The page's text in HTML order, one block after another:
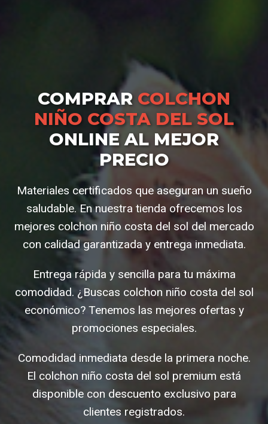
COMPRAR COLCHON
NIÑO COSTA DEL SOL
ONLINE AL MEJOR
PRECIO
Materiales certificados que aseguran un sueño
saludable. En nuestra tienda ofrecemos los
mejores colchon niño costa del sol del mercado
con calidad garantizada y entrega inmediata.
Entrega rápida y sencilla para tu máxima
comodidad. ¿Buscas colchon niño costa del sol
económico? Tenemos las mejores ofertas y
promociones especiales.
Comodidad inmediata desde la primera noche.
El colchon niño costa del sol premium está
disponible con descuento exclusivo para
clientes registrados.